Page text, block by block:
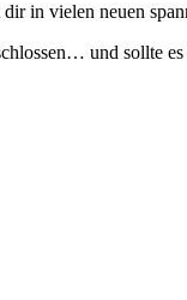
in vielen neuen
und sollte